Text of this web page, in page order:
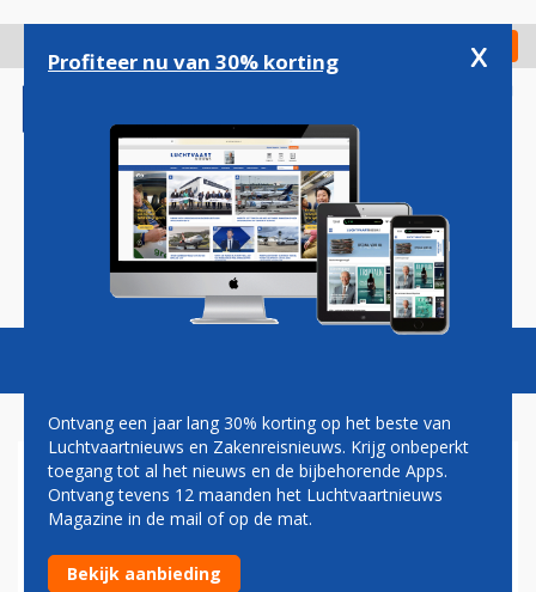
gaan
Check in
Magazine Podcasts Vacatures
NIEUWKOMERS INDIGO EN
OMAN AIR OOK IN DE WINTER
ACTIEF OP SCHIPHOL
Profiteer nu van 30% korting x
Ontvang een jaar lang 30% korting op het beste van
Luchtvaartnieuws en Zakenreisnieuws. Krijg onbeperkt
toegang tot al het nieuws en de bijbehorende Apps.
Ontvang tevens 12 maanden het Luchtvaartnieuws
Magazine in de mail of op de mat.
Bekijk aanbieding